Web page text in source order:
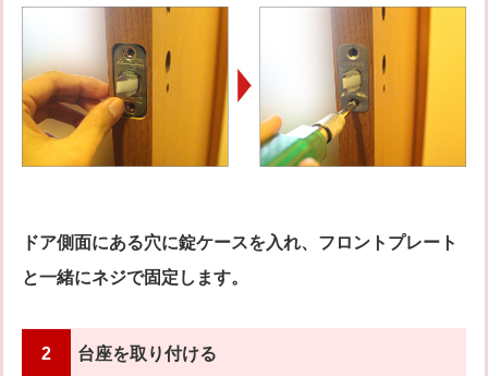
ドア側面にある穴に錠ケースを入れ、フロントプレート
と一緒にネジで固定します。
2 台座を取り付ける